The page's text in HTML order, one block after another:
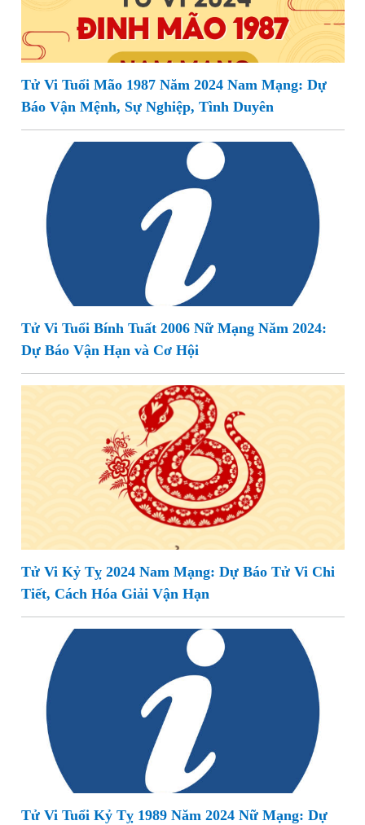
Tử Vi Tuổi Mão 1987 Năm 2024 Nam Mạng: Dự
Báo Vận Mệnh, Sự Nghiệp, Tình Duyên
Tử Vi Tuổi Bính Tuất 2006 Nữ Mạng Năm 2024:
Dự Báo Vận Hạn và Cơ Hội
Tử Vi Kỷ Tỵ 2024 Nam Mạng: Dự Báo Tử Vi Chi
Tiết, Cách Hóa Giải Vận Hạn
Tử Vi Tuổi Kỷ Tỵ 1989 Năm 2024 Nữ Mạng: Dự